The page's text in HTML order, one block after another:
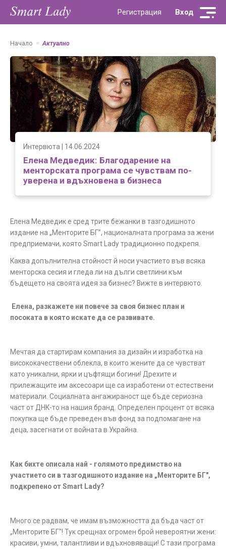
Fibank Smart LadyРегистрация Вход
Начало Актуално
Интервюта | 14.06.2024
Eлена Медведик: Благодарение на
менторската програма се чувствам по-
уверена и вдъхновена в бизнеса
Eлена Медведик е сред трите бежанки в тазгодишното
издание на „Менторите БГ”, националната програма за жени
предприемачи, която Smart Lady традиционно подкрепя.
Каква допълнителна стойност й носи участието във всяка
менторска сесия и гледа ли на дълги светлини към
бъдещето на своята идея за бизнес? Вижте в интервюто.
Елена, разкажете ни повече за своя бизнес план и
посоката в която искате да се развивате.
Мечтая да стартирам компания за дизайн и изработка на
висококачествени облекла, в които жените да се чувстват
като уникални, ярки и цъфтящи богини! Дрехите и
прилежащите им аксесоари ще са изработени от естествени
материали. Социалната ангажираност ще бъде сериозна
част от ДНК-то на нашия бранд. Определен процент от всяка
покупка ще бъде преведен във фонд за подпомагане на
деца, засегнати от войната в Украйна.
Как бихте описала най - голямото предимство на
участието си в тазгодишното издание на „Менторите БГ",
подкрепено от Smart Lady?
Много се радвам, че имам възможността да бъда част от
„Менторите БГ"! Тук срещнах огромен брой невероятни жени:
красиви, умни, талантливи и вдъхновяващи! С тази програма